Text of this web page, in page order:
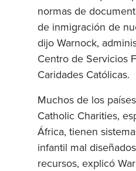
normas de
de inmigración de
dijo Warnock,
Centro de Servicios
Caridades Católicas.
Muchos de los
Catholic Charities,
África, tienen
infantil mal
recursos, explicó